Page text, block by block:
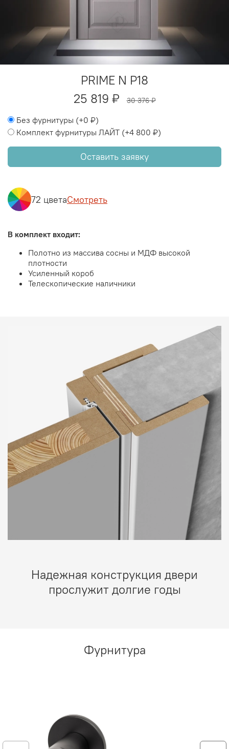
PRIME N P18
25 819 ₽
30 376 ₽
Без фурнитуры (+0 ₽)
Комплект фурнитуры ЛАЙТ (+4 800 ₽)
Оставить заявку
72 цветаСмотреть
В комплект входит:
Полотно из массива сосны и МДФ высокой
плотности
Усиленный короб
Телескопические наличники
Надежная конструкция двери
прослужит долгие годы
Фурнитура